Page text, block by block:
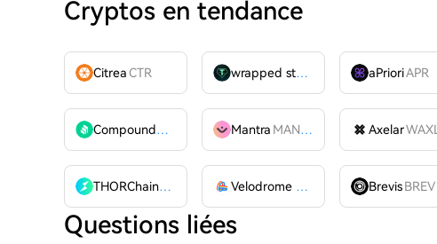
Cryptos en tendance
CitreaCTR wrapped stUSDT WSTUSDTaPrioriAPR
Compound
COMP Mantra MANTRA AxelarWAXL
THORChain
RUNE Velodrome Finance VELODROME
BrevisBREV
Questions liées